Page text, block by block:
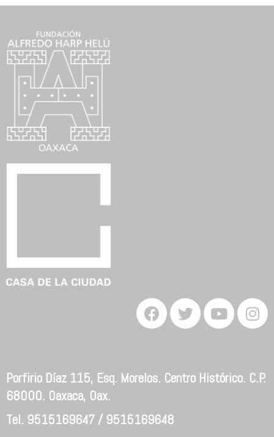
Porfirio Díaz 115, Esq. Morelos. Centro Histórico. C.P.
68000. Oaxaca, Oax.
Tel. 9515169647 / 9515169648